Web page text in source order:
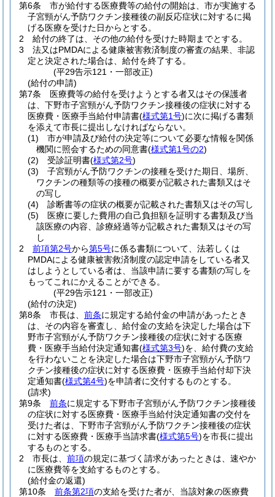
第6条
市が給付する医療費等の給付の開始は、市が実施する
子宮頸がん予防ワクチン接種後の副反応症状に対するに掲
げる医療を受けた日からとする。
2
給付の終了は、その他の給付を受けた時期までとする。
3
法又はPMDAによる健康被害救済制度の審査の結果、非認
定と決定された場合は、給付を終了する。
(平29告示121・一部改正)
(給付の申請)
第7条
医療費等の給付を受けようとする者又はその保護者
は、下野市子宮頸がん予防ワクチン接種後の症状に対する
医療費・医療手当給付申請書(様式第1号)に次に掲げる書類
を添えて市長に提出しなければならない。
(1)
市が申請及び給付の決定等について必要な情報を関係
機関に照会するための同意書(様式第1号の2)
(2)
受診証明書(様式第2号)
(3)
子宮頸がん予防ワクチンの接種を受けた期日、場所、
ワクチンの種類等の接種の概要が記載された書類又はそ
の写し
(4)
診断書等の症状の概要が記載された書類又はその写し
(5)
医療に要した費用の自己負担額を証明する書類及び当
該医療の内容、診療経過等が記載された書類又はその写
し
2
前項第2号から第5号に係る書類について、法若しくは
PMDAによる健康被害救済制度の認定申請をしている者又
はしようとしている者は、当該申請に要する書類の写しを
もってこれにかえることができる。
(平29告示121・一部改正)
(給付の決定)
第8条
市長は、 前条に規定する給付金の申請があったとき
は、その内容を審査し、給付金の支給を決定した場合は下
野市子宮頸がん予防ワクチン接種後の症状に対する医療
費・医療手当給付決定通知書(様式第3号)を、給付費の支給
を行わないことを決定した場合は下野市子宮頸がん予防ワ
クチン接種後の症状に対する医療費・医療手当給付却下決
定通知書(様式第4号)を申請者に交付するものとする。
(請求)
第9条
前条に規定する下野市子宮頸がん予防ワクチン接種後
の症状に対する医療費・医療手当給付決定通知書の交付を
受けた者は、下野市子宮頸がん予防ワクチン接種後の症状
に対する医療費・医療手当請求書(様式第5号)を市長に提出
するものとする。
2
市長は、 前項の規定に基づく請求があったときは、速やか
に医療費等を支給するものとする。
(給付金の返還)
第10条
前条第2項の支給を受けた者が、当該対象の医療費